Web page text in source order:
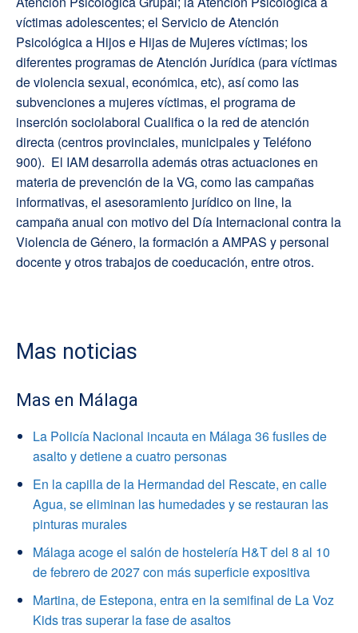
víctimas adolescentes; el Servicio de Atención
Psicológica a Hijos e Hijas de Mujeres víctimas; los
diferentes programas de Atención Jurídica (para víctimas
de violencia sexual, económica, etc), así como las
subvenciones a mujeres víctimas, el programa de
inserción sociolaboral Cualifica o la red de atención
directa (centros provinciales, municipales y Teléfono
900). El IAM desarrolla además otras actuaciones en
materia de prevención de la VG, como las campañas
informativas, el asesoramiento jurídico on line, la
campaña anual con motivo del Día Internacional contra la
Violencia de Género, la formación a AMPAS y personal
docente y otros trabajos de coeducación, entre otros.
Mas noticias
Mas en Málaga
La Policía Nacional incauta en Málaga 36 fusiles de
asalto y detiene a cuatro personas
En la capilla de la Hermandad del Rescate, en calle
Agua, se eliminan las humedades y se restauran las
pinturas murales
Málaga acoge el salón de hostelería H&T del 8 al 10
de febrero de 2027 con más superficie expositiva
Martina, de Estepona, entra en la semifinal de La Voz
Kids tras superar la fase de asaltos